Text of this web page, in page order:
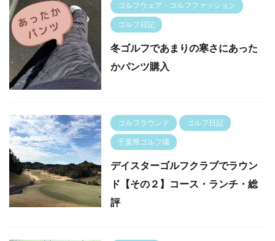
ゴルフウェア・ゴルフファッション
ゴルフ日記
冬ゴルフであまりの寒さにあった
かパンツ購入
ゴルフラウンド ゴルフ日記
千葉県ゴルフ場
デイスターゴルフクラブでラウン
ド【その２】コース・ランチ・総
評